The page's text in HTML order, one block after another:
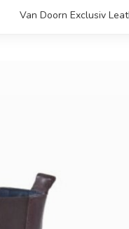
Van Doorn Exclusiv